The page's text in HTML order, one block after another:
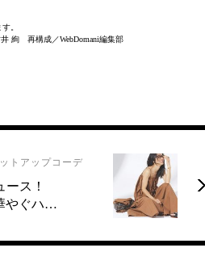
。
絢 再構成／WebDomani編集部
トアップコーデ
ース！
やぐハ…